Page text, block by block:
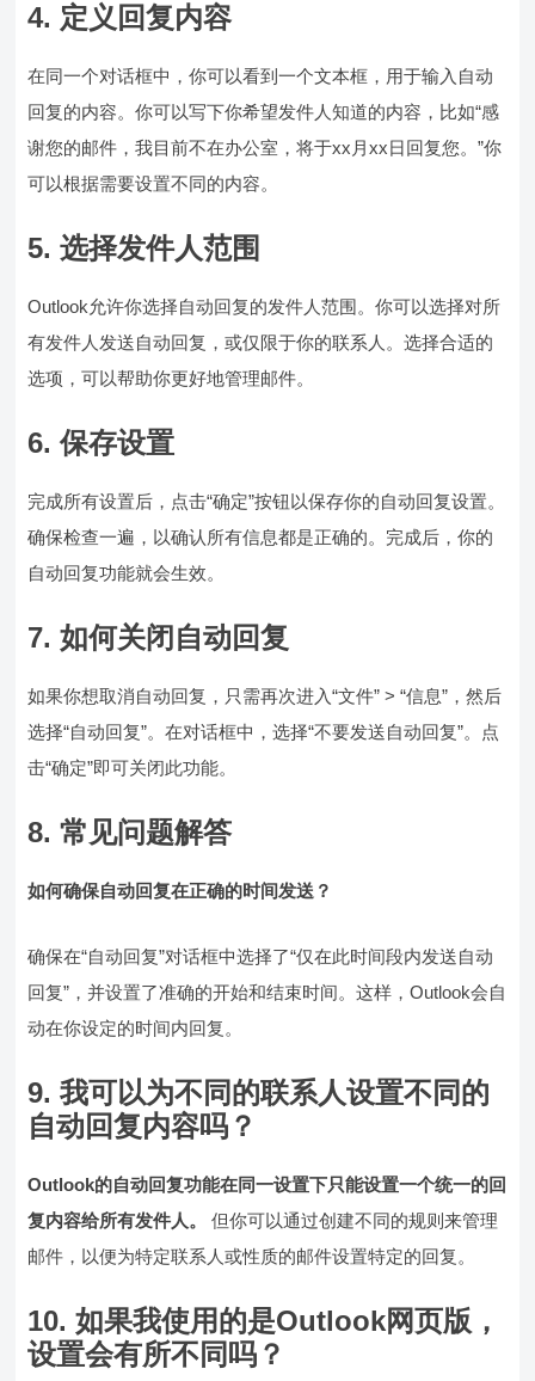
4. 定义回复内容
在同一个对话框中，你可以看到一个文本框，用于输入自动
回复的内容。你可以写下你希望发件人知道的内容，比如“感
谢您的邮件，我目前不在办公室，将于xx月xx日回复您。”你
可以根据需要设置不同的内容。
5. 选择发件人范围
Outlook允许你选择自动回复的发件人范围。你可以选择对所
有发件人发送自动回复，或仅限于你的联系人。选择合适的
选项，可以帮助你更好地管理邮件。
6. 保存设置
完成所有设置后，点击“确定”按钮以保存你的自动回复设置。
确保检查一遍，以确认所有信息都是正确的。完成后，你的
自动回复功能就会生效。
7. 如何关闭自动回复
如果你想取消自动回复，只需再次进入“文件” > “信息”，然后
选择“自动回复”。在对话框中，选择“不要发送自动回复”。点
击“确定”即可关闭此功能。
8. 常见问题解答
如何确保自动回复在正确的时间发送？
确保在“自动回复”对话框中选择了“仅在此时间段内发送自动
回复”，并设置了准确的开始和结束时间。这样，Outlook会自
动在你设定的时间内回复。
9. 我可以为不同的联系人设置不同的
自动回复内容吗？
Outlook的自动回复功能在同一设置下只能设置一个统一的回
复内容给所有发件人。
但你可以通过创建不同的规则来管理
邮件，以便为特定联系人或性质的邮件设置特定的回复。
10. 如果我使用的是Outlook网页版，
设置会有所不同吗？